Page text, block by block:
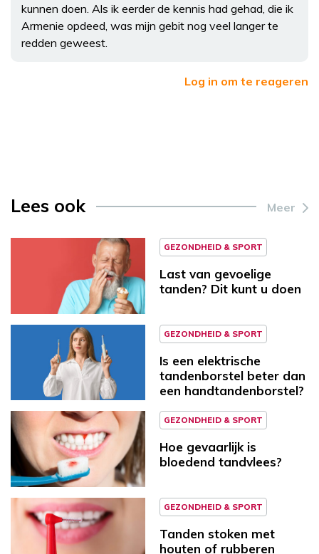
kunnen doen. Als ik eerder de kennis had gehad, die ik
Armenie opdeed, was mijn gebit nog veel langer te
redden geweest.
Log in om te reageren
Lees ook Meer
GEZONDHEID & SPORT
Last van gevoelige
tanden? Dit kunt u doen
GEZONDHEID & SPORT
Is een elektrische
tandenborstel beter dan
een handtandenborstel?
GEZONDHEID & SPORT
Hoe gevaarlijk is
bloedend tandvlees?
GEZONDHEID & SPORT
Tanden stoken met
houten of rubberen